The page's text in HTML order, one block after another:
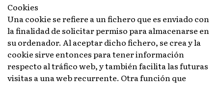
Cookies
Una cookie se refiere a un fichero que es enviado con
la finalidad de solicitar permiso para almacenarse en
su ordenador. Al aceptar dicho fichero, se crea y la
cookie sirve entonces para tener información
respecto al tráfico web, y también facilita las futuras
visitas a una web recurrente. Otra función que